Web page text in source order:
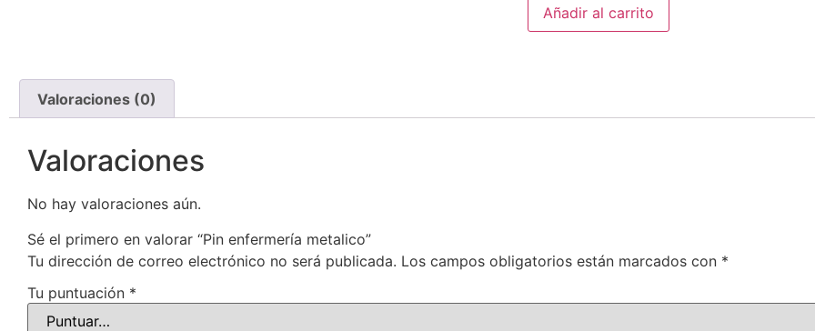
Añadir al carrito
Valoraciones (0)
Valoraciones
No hay valoraciones aún.
Sé el primero en valorar “Pin enfermería metalico”
Tu dirección de correo electrónico no será publicada. Los campos obligatorios están marcados con *
Tu puntuación *